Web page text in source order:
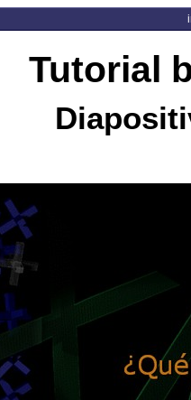
Tutorial